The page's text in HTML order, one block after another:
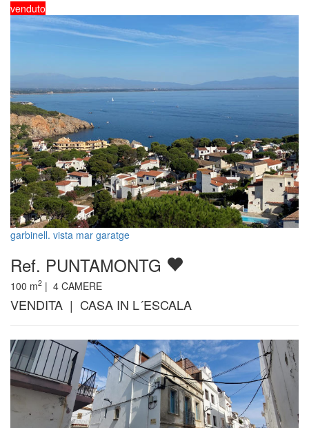
venduto
garbinell. vista mar garatge
Ref. PUNTAMONTG
100 m2 | 4 CAMERE
VENDITA | CASA IN L´ESCALA